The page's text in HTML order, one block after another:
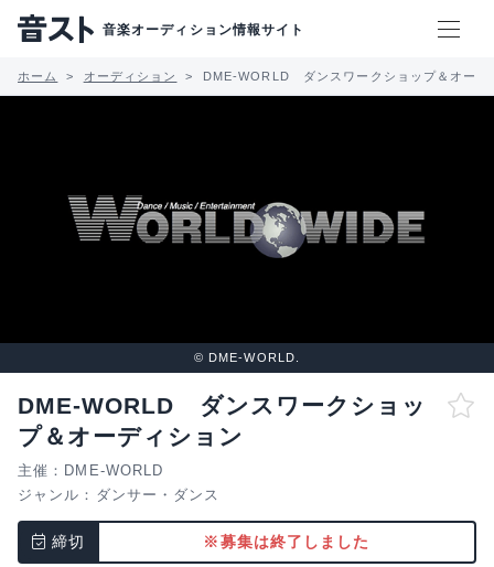
音楽オーディション情報サイト
ホーム オーディション DME-WORLD ダンスワークショップ＆オーデ
© DME-WORLD.
DME-WORLD ダンスワークショッ
プ＆オーディション
主催：DME-WORLD
ジャンル： ダンサー・ダンス
締切 ※募集は終了しました